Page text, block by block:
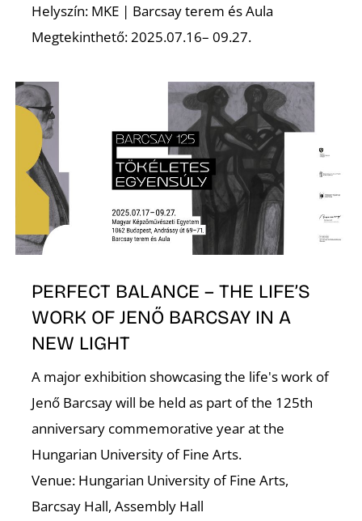
Helyszín: MKE | Barcsay terem és Aula
Megtekinthető: 2025.07.16– 09.27.
PERFECT BALANCE – THE LIFE’S
WORK OF JENŐ BARCSAY IN A
NEW LIGHT
A major exhibition showcasing the life's work of
Jenő Barcsay will be held as part of the 125th
anniversary commemorative year at the
Hungarian University of Fine Arts.
Venue: Hungarian University of Fine Arts,
Barcsay Hall, Assembly Hall